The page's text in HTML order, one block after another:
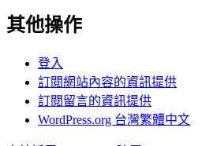
其他操作
登入
訂閱網站內容的資訊提供
訂閱留言的資訊提供
WordPress.org 台灣繁體中文